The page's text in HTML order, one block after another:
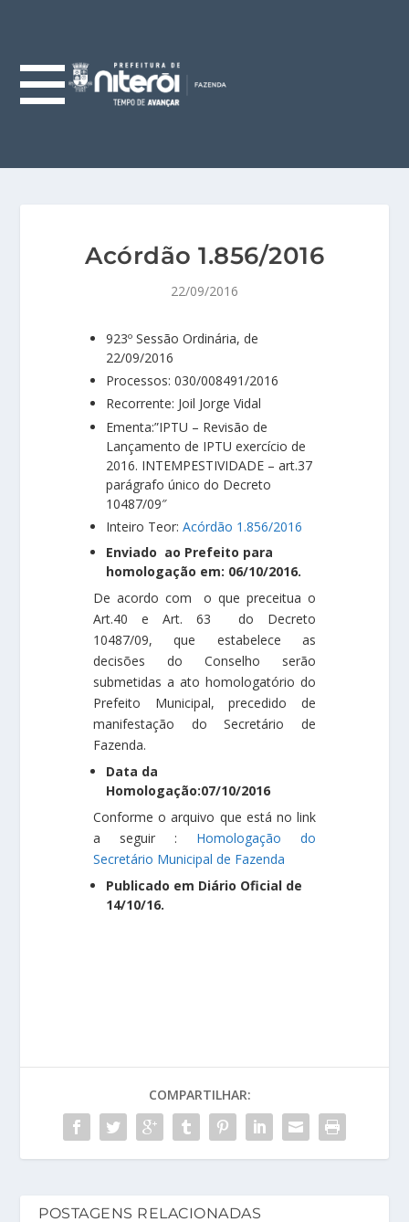
Acórdão 1.856/2016
22/09/2016
923º Sessão Ordinária, de
22/09/2016
Processos: 030/008491/2016
Recorrente: Joil Jorge Vidal
Ementa:”IPTU – Revisão de
Lançamento de IPTU exercício de
2016. INTEMPESTIVIDADE – art.37
parágrafo único do Decreto
10487/09″
Inteiro Teor:Acórdão 1.856/2016
Enviado ao Prefeito para
homologação em: 06/10/2016.
De acordo com o que preceitua o
Art.40 e Art. 63 do Decreto
10487/09, que estabelece as
decisões do Conselho serão
submetidas a ato homologatório do
Prefeito Municipal, precedido de
manifestação do Secretário de
Fazenda.
Data da
Homologação:07/10/2016
Conforme o arquivo que está no link
a seguir : Homologação do
Secretário Municipal de Fazenda
Publicado em Diário Oficial de
14/10/16.
COMPARTILHAR:
POSTAGENS RELACIONADAS